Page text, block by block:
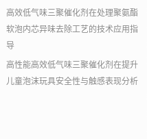
高效低气味三聚催化剂在处理聚氨酯
软泡内芯异味去除工艺的技术应用指
导
高性能高效低气味三聚催化剂在提升
儿童泡沫玩具安全性与触感表现分析